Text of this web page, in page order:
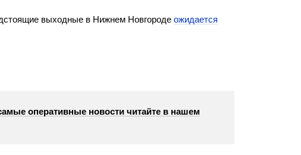
выходные в Нижнем Новгороде ожидается
оперативные новости читайте в нашем